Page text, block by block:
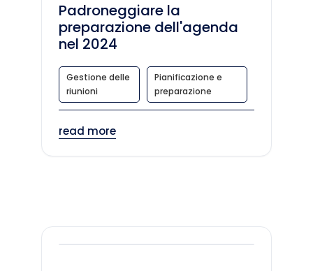
Padroneggiare la
preparazione dell'agenda
nel 2024
Gestione delle
riunioni
Pianificazione e
preparazione
read more